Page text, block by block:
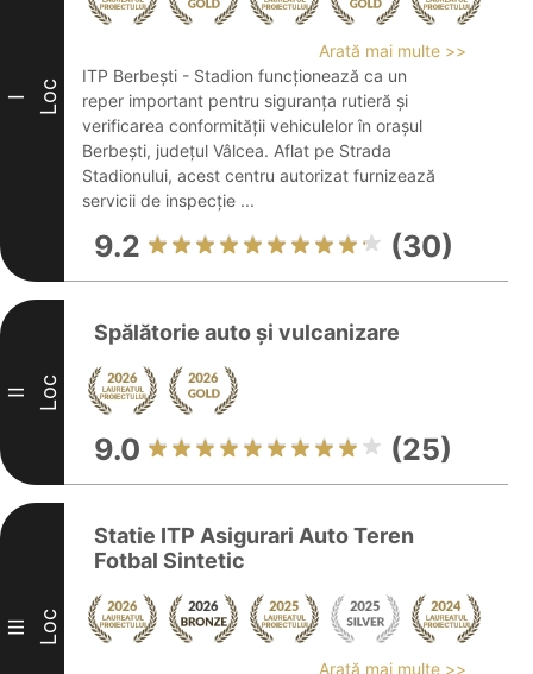
I Loc
Arată mai multe >>
ITP Berbești - Stadion funcționează ca un
reper important pentru siguranța rutieră și
verificarea conformității vehiculelor în orașul
Berbești, județul Vâlcea. Aflat pe Strada
Stadionului, acest centru autorizat furnizează
servicii de inspecție ...
9.2 (30)
II Loc
Spălătorie auto și vulcanizare
9.0 (25)
III Loc
Statie ITP Asigurari Auto Teren
Fotbal Sintetic
Arată mai multe >>